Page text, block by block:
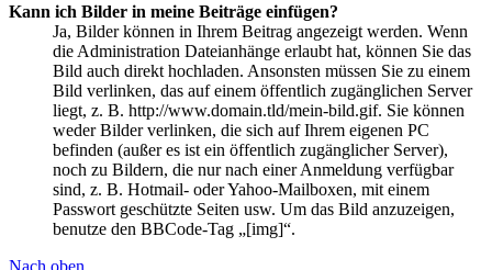
Kann ich Bilder in meine Beiträge einfügen?
Ja, Bilder können in Ihrem Beitrag angezeigt werden. Wenn
die Administration Dateianhänge erlaubt hat, können Sie das
Bild auch direkt hochladen. Ansonsten müssen Sie zu einem
Bild verlinken, das auf einem öffentlich zugänglichen Server
liegt, z. B. http://www.domain.tld/mein-bild.gif. Sie können
weder Bilder verlinken, die sich auf Ihrem eigenen PC
befinden (außer es ist ein öffentlich zugänglicher Server),
noch zu Bildern, die nur nach einer Anmeldung verfügbar
sind, z. B. Hotmail- oder Yahoo-Mailboxen, mit einem
Passwort geschützte Seiten usw. Um das Bild anzuzeigen,
benutze den BBCode-Tag „[img]“.
Nach oben